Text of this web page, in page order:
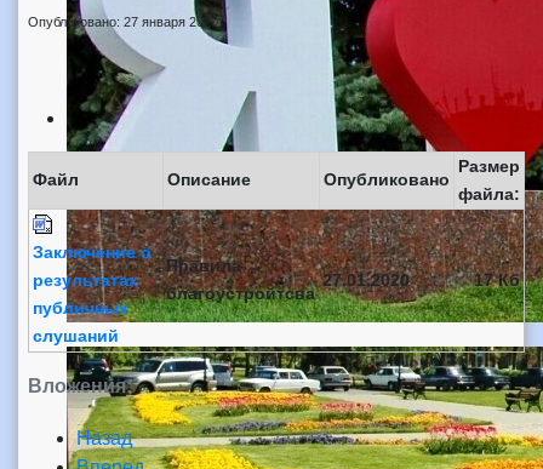
Опубликовано: 27 января 2020
Вложения:
Файл Описание Опубликовано
Размер
файла:
Заключение о
результатах
публичных
слушаний
Правила
благоустройтсва
27.01.2020 17 Кб
Назад